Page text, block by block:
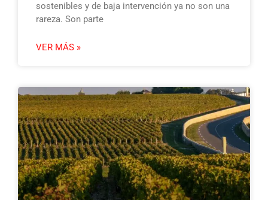
sostenibles y de baja intervención ya no son una
rareza. Son parte
VER MÁS »